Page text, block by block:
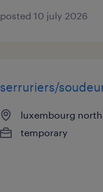
posted 10 july 2026
serruriers/
luxembourg north
temporary